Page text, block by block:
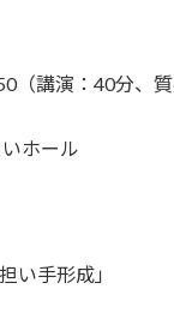
講演：40分、質
ホール
手形成」